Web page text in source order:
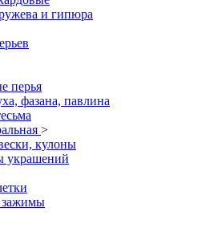
и гипюра
перья
фазана, павлина
>
кулоны
украшений
зажимы